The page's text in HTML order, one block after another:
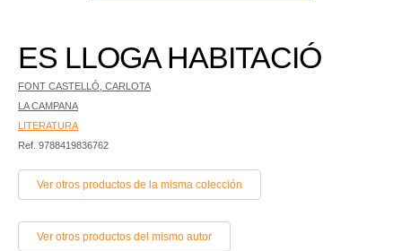
ES LLOGA HABITACIÓ
FONT CASTELLÓ, CARLOTA
LA CAMPANA
LITERATURA
Ref. 9788419836762
Ver otros productos de la misma colección
Ver otros productos del mismo autor